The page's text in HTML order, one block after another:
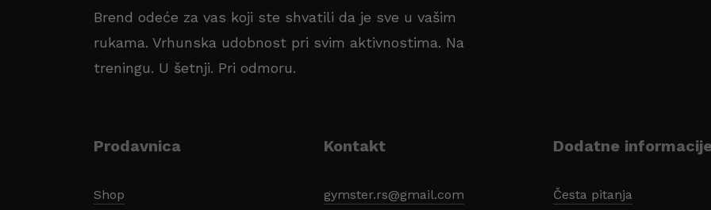
Brend odeće za vas koji ste shvatili da je sve u vašim
rukama. Vrhunska udobnost pri svim aktivnostima. Na
treningu. U šetnji. Pri odmoru.
Prodavnica
Shop
Kontakt
gymster.rs@gmail.com
Dodatne
Česta pitanja